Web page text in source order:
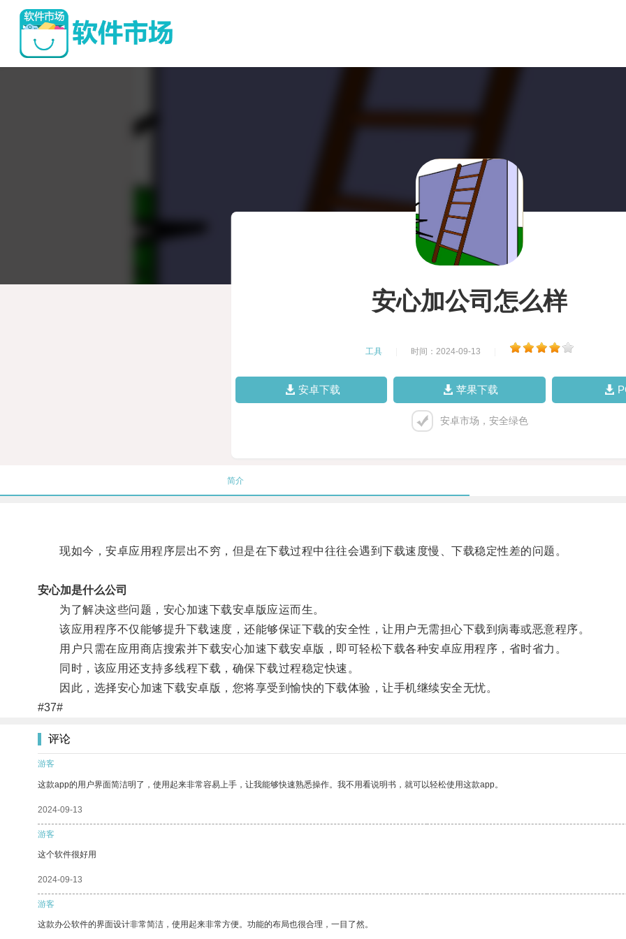
安心加公司怎么样
工具 时间：2024-09-13
安卓下载 苹果下载
安卓市场，安全绿色
简介
现如今，安卓应用程序层出不穷，但是在下载过程中往往会遇到下载速度慢、下载稳定性差的问题。
安心加是什么公司
为了解决这些问题，安心加速下载安卓版应运而生。
该应用程序不仅能够提升下载速度，还能够保证下载的安全性，让用户无需担心下载到病毒或恶意程序。
用户只需在应用商店搜索并下载安心加速下载安卓版，即可轻松下载各种安卓应用程序，省时省力。
同时，该应用还支持多线程下载，确保下载过程稳定快速。
因此，选择安心加速下载安卓版，您将享受到愉快的下载体验，让手机继续安全无忧。
#37#
评论
游客
这款app的用户界面简洁明了，使用起来非常容易上手，让我能够快速熟悉操作。我不用看说明书，就可以轻松使用这款app。
2024-09-13
游客
这个软件很好用
2024-09-13
游客
这款办公软件的界面设计非常简洁，使用起来非常方便。功能的布局也很合理，一目了然。